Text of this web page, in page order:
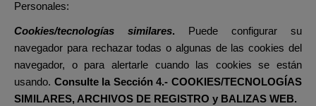
Personales:
Cookies/tecnologías similares. Puede configurar su
navegador para rechazar todas o algunas de las cookies del
navegador, o para alertarle cuando las cookies se están
usando. Consulte la Sección 4.- COOKIES/TECNOLOGÍAS
SIMILARES, ARCHIVOS DE REGISTRO y BALIZAS WEB.